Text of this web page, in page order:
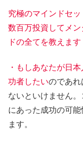
究極のマインドセッ
数百万投資してメ
ドの全てを教えます
・もしあなたが日
功者したいのであれ
ないといけません
にあった成功の可
ます。